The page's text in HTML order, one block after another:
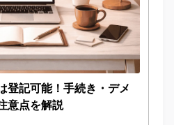
登記可能！手続き・デメ
意点を解説